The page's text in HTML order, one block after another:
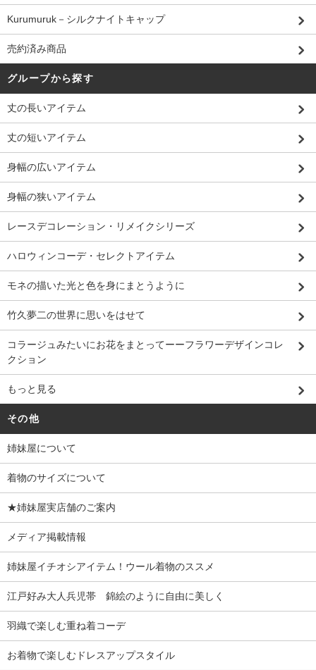
Kurumuruk－シルクナイトキャップ
売約済み商品
グループから探す
丈の長いアイテム
丈の短いアイテム
身幅の広いアイテム
身幅の狭いアイテム
レースデコレーション・リメイクシリーズ
ハロウィンコーデ・セレクトアイテム
モネの描いた光と色を身にまとうように
竹久夢二の世界に思いをはせて
コラージュみたいにお花をまとってーーフラワーデザインコレ
クション
もっと見る
その他
姉妹屋について
着物のサイズについて
★姉妹屋実店舗のご案内
メディア掲載情報
姉妹屋イチオシアイテム！ウール着物のススメ
江戸好み大人兵児帯 錦絵のように自由に美しく
羽織で楽しむ重ね着コーデ
お着物で楽しむドレスアップスタイル